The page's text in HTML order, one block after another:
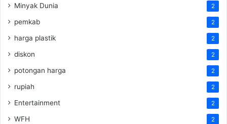
Minyak Dunia 2
pemkab 2
harga plastik 2
diskon 2
potongan harga 2
rupiah 2
Entertainment 2
WFH 2